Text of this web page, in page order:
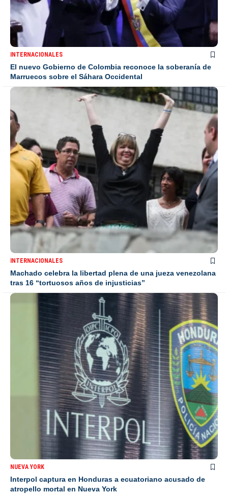
INTERNACIONALES
El nuevo Gobierno de Colombia reconoce la soberanía de
Marruecos sobre el Sáhara Occidental
INTERNACIONALES
Machado celebra la libertad plena de una jueza venezolana
tras 16 “tortuosos años de injusticias”
NUEVA YORK
Interpol captura en Honduras a ecuatoriano acusado de
atropello mortal en Nueva York